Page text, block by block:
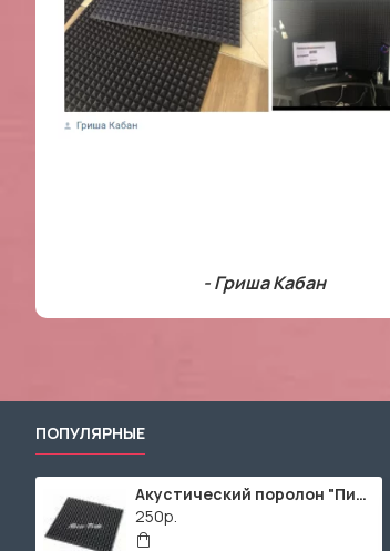
- Гриша Кабан
ПОПУЛЯРНЫЕ
Акустический поролон "Пирамида" / 480x480х30мм / Темно-серый
250р.